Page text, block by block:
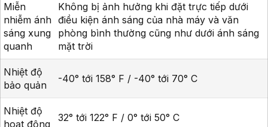
Miễn
nhiễm ánh
sáng xung
quanh
Không bị ảnh hưởng khi đặt trực tiếp dưới
điều kiện ánh sáng của nhà máy và văn
phòng bình thường cũng như dưới ánh sáng
mặt trời
Nhiệt độ
bảo quản
-40° tới 158° F / -40° tới 70° C
Nhiệt độ
hoạt động
32° tới 122° F / 0° tới 50° C